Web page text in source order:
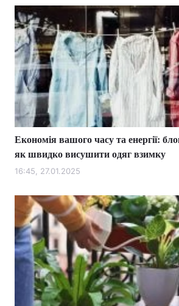
Економія вашого часу та енергії:
як швидко висушити одяг взимку
16:45, 27.01.2025